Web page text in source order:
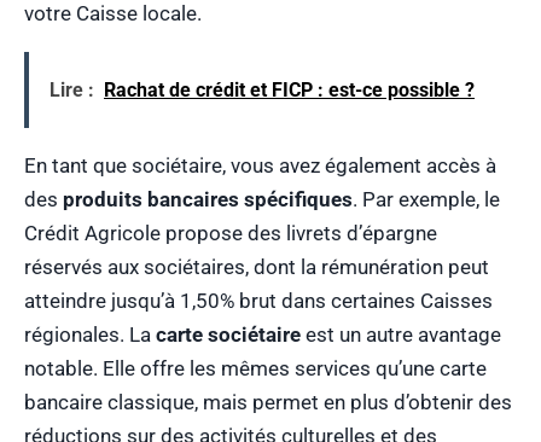
votre Caisse locale.
Lire : Rachat de crédit et FICP : est-ce possible ?
En tant que sociétaire, vous avez également accès à
des produits bancaires spécifiques. Par exemple, le
Crédit Agricole propose des livrets d’épargne
réservés aux sociétaires, dont la rémunération peut
atteindre jusqu’à 1,50% brut dans certaines Caisses
régionales. La carte sociétaire est un autre avantage
notable. Elle offre les mêmes services qu’une carte
bancaire classique, mais permet en plus d’obtenir des
réductions sur des activités culturelles et des